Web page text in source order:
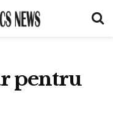
pentru